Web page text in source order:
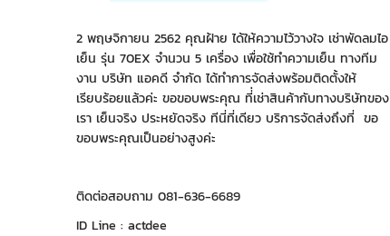
2 พฤษจิกายน 2562 คุณฝ้าย ได้ให้ความไว้วางใจ เช่าพัดลมไอ
เย็น รุ่น 70EX จำนวน 5 เครื่อง เพื่อใช้ทำความเย็น ทางทีม
งาน บริษัท แอคดี จำกัด ได้ทำการจัดส่งพร้อมติดตั้งให้
เรียบร้อยแล้วค่ะ ขอขอบพระคุณ ที่่เช่าสินค้ากับทางบริษัทของ
เรา เย็นจริง ประหยัดจริง ทีนี่ที่เดียว บริการจัดส่งถึงที่ ขอ
ขอบพระคุณเป็นอย่างสูงค่ะ
ติดต่อสอบถาม 081-636-6689
ID Line : actdee